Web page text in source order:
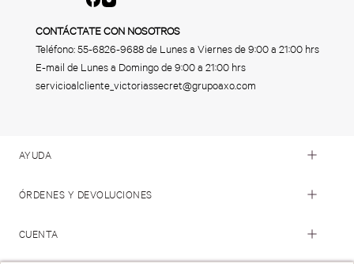
CONTÁCTATE CON NOSOTROS
Teléfono:55-6826-9688de Lunes a Viernes de 9:00 a 21:00 hrs
E-mail de Lunes a Domingo de 9:00 a 21:00 hrs
servicioalcliente_victoriassecret@grupoaxo.com
AYUDA
ÓRDENES Y DEVOLUCIONES
CUENTA